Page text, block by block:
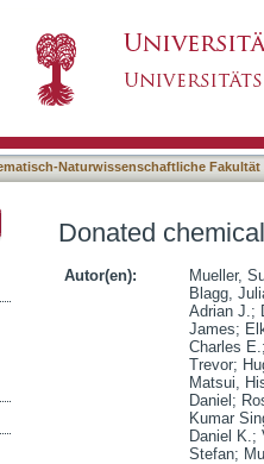
Naturwissenschaftliche Fakultät
Donated
Autor(en):
Mueller,
Blagg,
Adrian J.;
James;
Charles E.
Trevor;
Matsui,
Daniel ;
Kumar
Daniel K.;
Stefan;